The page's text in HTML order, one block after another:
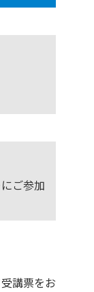
ご参加
講票をお